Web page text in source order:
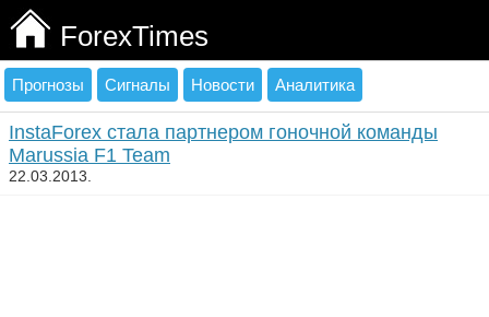
ForexTimes
Прогнозы Сигналы Новости Аналитика
InstaForex стала партнером гоночной команды
Marussia F1 Team
22.03.2013.